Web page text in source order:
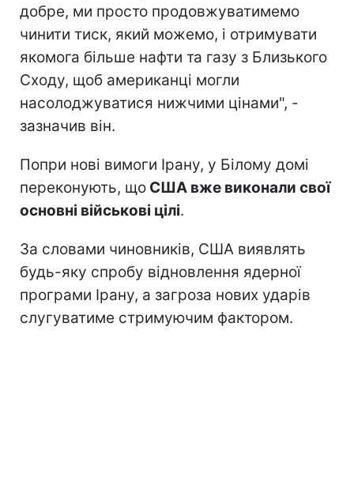
добре, ми просто продовжуватимемо
чинити тиск, який можемо, і отримувати
якомога більше нафти та газу з Близького
Сходу, щоб американці могли
насолоджуватися нижчими цінами", -
зазначив він.
Попри нові вимоги Ірану, у Білому домі
переконують, що США вже виконали свої
основні військові цілі.
За словами чиновників, США виявлять
будь-яку спробу відновлення ядерної
програми Ірану, а загроза нових ударів
слугуватиме стримуючим фактором.